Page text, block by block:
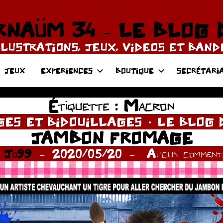
34 – LE BLOG
JEUX, VIDEOS ET
JEUX EXPERIENCES BOUTIQUE
Étiquette : Macron
ET BIDOUILLAGES LE BLOG
JAMBON FROMAGE
Jo99 2020/05/20 Aucun